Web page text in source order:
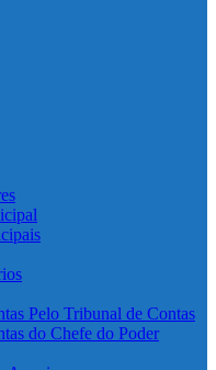
Pelo Tribunal de Contas
do Chefe do Poder